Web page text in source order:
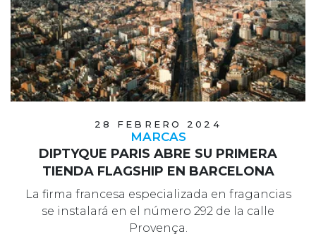
28 FEBRERO 2024
MARCAS
DIPTYQUE PARIS ABRE SU PRIMERA
TIENDA FLAGSHIP EN BARCELONA
La firma francesa especializada en fragancias
se instalará en el número 292 de la calle
Provença.